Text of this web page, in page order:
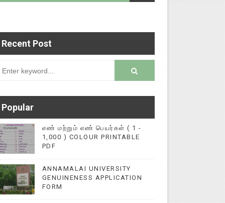
மின்னல் கல்விச் செய்தி இணையதளத்தில்
Recent Post
Popular
எண் மற்றும் எண் பெயர்கள் ( 1 -
1,000 ) COLOUR PRINTABLE
PDF
ANNAMALAI UNIVERSITY
GENUINENESS APPLICATION
FORM